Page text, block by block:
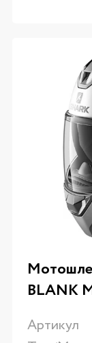
BLANK
Артикул